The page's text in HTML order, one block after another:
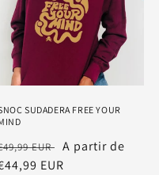
SUDADERA FREE YOUR
EUR Precio
rebajado
A partir de
EUR